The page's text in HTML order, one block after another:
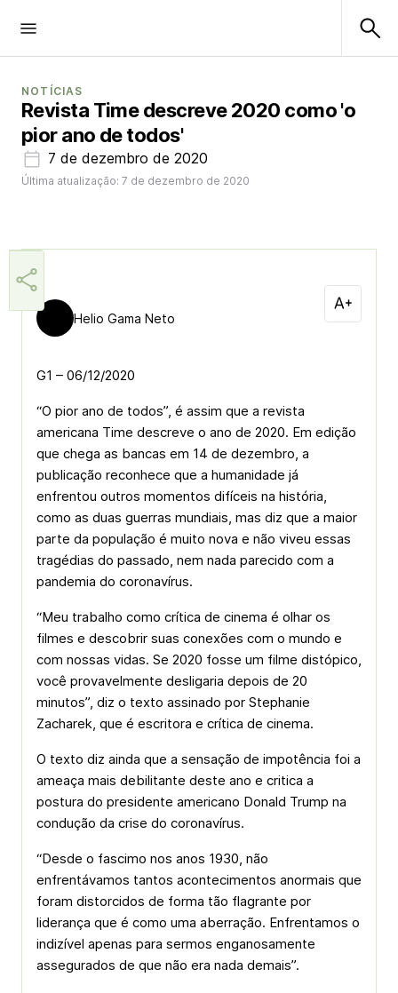
NOTÍCIAS
Revista Time descreve 2020 como 'o
pior ano de todos'
7 de dezembro de 2020
Última atualização: 7 de dezembro de 2020
Helio Gama Neto
G1 – 06/12/2020
“O pior ano de todos”, é assim que a revista
americana Time descreve o ano de 2020. Em edição
que chega as bancas em 14 de dezembro, a
publicação reconhece que a humanidade já
enfrentou outros momentos difíceis na história,
como as duas guerras mundiais, mas diz que a maior
parte da população é muito nova e não viveu essas
tragédias do passado, nem nada parecido com a
pandemia do coronavírus.
“Meu trabalho como crítica de cinema é olhar os
filmes e descobrir suas conexões com o mundo e
com nossas vidas. Se 2020 fosse um filme distópico,
você provavelmente desligaria depois de 20
minutos”, diz o texto assinado por Stephanie
Zacharek, que é escritora e crítica de cinema.
O texto diz ainda que a sensação de impotência foi a
ameaça mais debilitante deste ano e critica a
postura do presidente americano Donald Trump na
condução da crise do coronavírus.
“Desde o fascimo nos anos 1930, não
enfrentávamos tantos acontecimentos anormais que
foram distorcidos de forma tão flagrante por
liderança que é como uma aberração. Enfrentamos o
indizível apenas para sermos enganosamente
assegurados de que não era nada demais”.